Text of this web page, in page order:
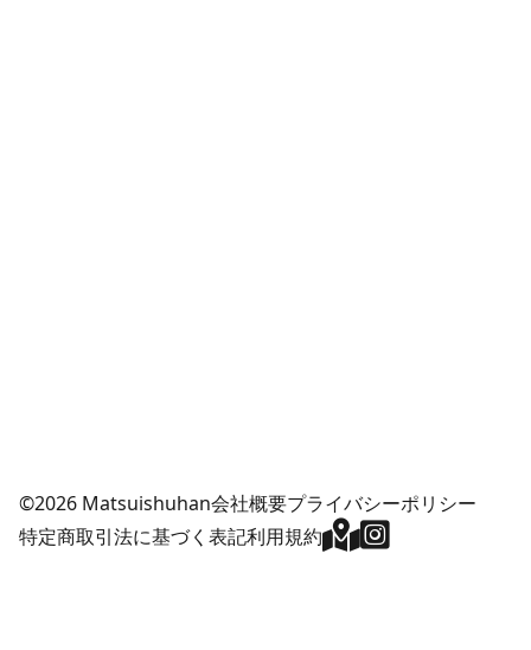
©2026 Matsuishuhan会社概要プライバシーポリシー
特定商取引法に基づく表記利用規約